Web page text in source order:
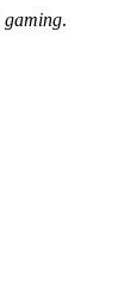
gaming.